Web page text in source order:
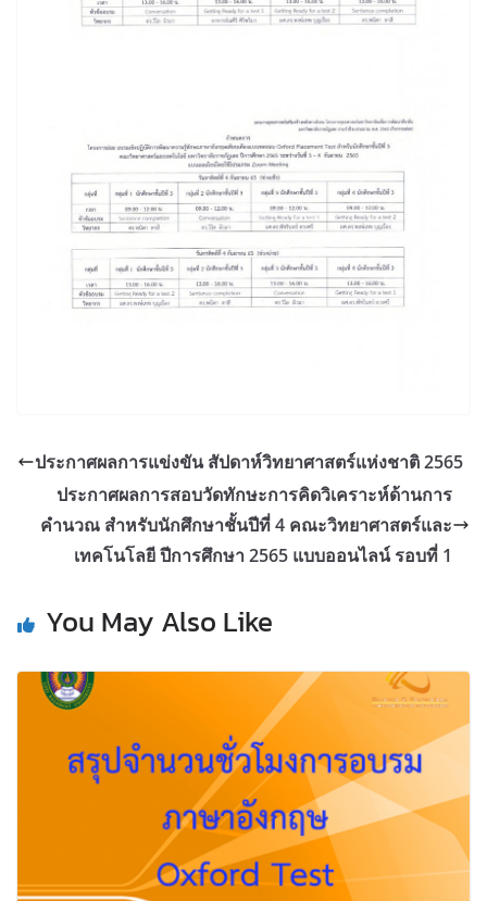
ประกาศผลการแข่งขัน สัปดาห์วิทยาศาสตร์แห่งชาติ 2565
ประกาศผลการสอบวัดทักษะการคิดวิเคราะห์ด้านการ
คำนวณ สำหรับนักศึกษาชั้นปีที่ 4 คณะวิทยาศาสตร์และ
เทคโนโลยี ปีการศึกษา 2565 แบบออนไลน์ รอบที่ 1
You May Also Like